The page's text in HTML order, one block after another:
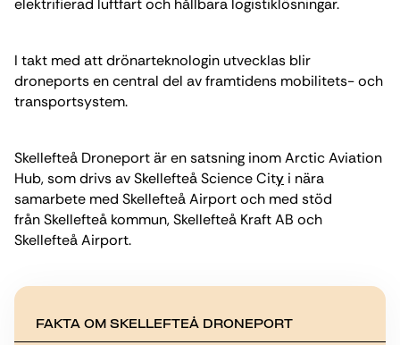
elektrifierad luftfart och hållbara logistiklösningar.
I takt med att drönarteknologin utvecklas blir
droneports en central del av framtidens mobilitets- och
transportsystem.
Skellefteå Droneport är en satsning inom Arctic Aviation
Hub, som drivs avSkellefteå Science City i nära
samarbete med Skellefteå Airport och med stöd
frånSkellefteå kommun,Skellefteå Kraft AB och
Skellefteå Airport.
FAKTA OM SKELLEFTEÅ DRONEPORT